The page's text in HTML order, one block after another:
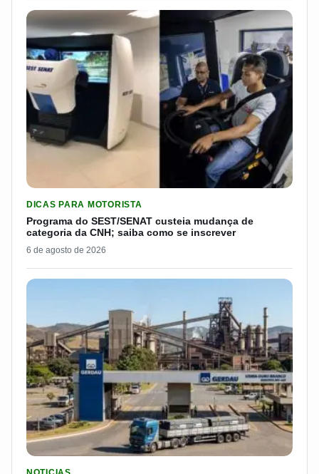
DICAS PARA MOTORISTA
Programa do SEST/SENAT custeia mudança de
categoria da CNH; saiba como se inscrever
6 de agosto de 2026